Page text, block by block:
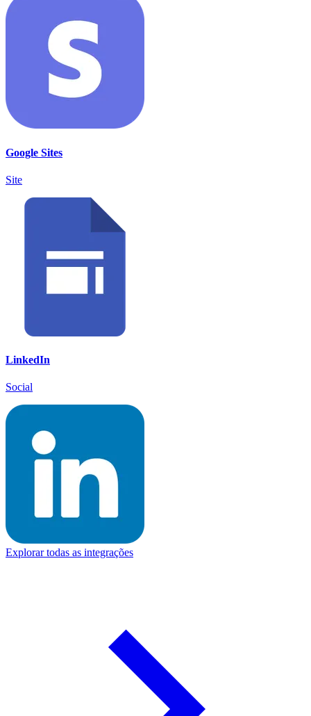
Google Sites
Site
LinkedIn
Social
Explorar todas as integrações